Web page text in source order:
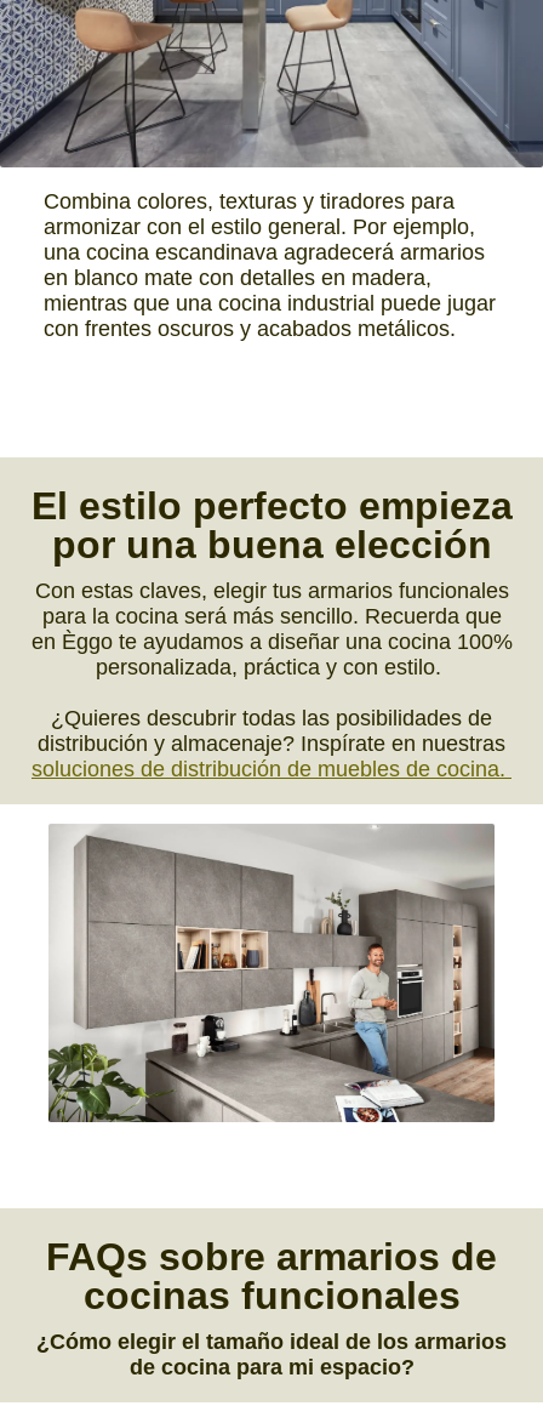
Combina colores, texturas y tiradores para
armonizar con el estilo general. Por ejemplo,
una cocina escandinava agradecerá armarios
en blanco mate con detalles en madera,
mientras que una cocina industrial puede jugar
con frentes oscuros y acabados metálicos.
El estilo perfecto empieza
por una buena elección
Con estas claves, elegir tus armarios funcionales
para la cocina será más sencillo. Recuerda que
en Èggo te ayudamos a diseñar una cocina 100%
personalizada, práctica y con estilo.
¿Quieres descubrir todas las posibilidades de
distribución y almacenaje? Inspírate en nuestras
soluciones de distribución de muebles de cocina.
FAQs sobre armarios de
cocinas funcionales
¿Cómo elegir el tamaño ideal de los armarios
de cocina para mi espacio?